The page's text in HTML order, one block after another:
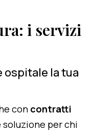
i servizi
ospitale la tua
con contratti
soluzione per chi